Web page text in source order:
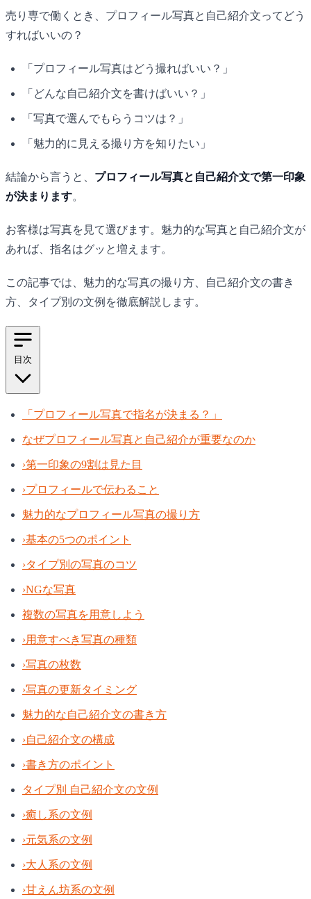
売り専で働くとき、プロフィール写真と自己紹介文ってどう
すればいいの？
「プロフィール写真はどう撮ればいい？」
「どんな自己紹介文を書けばいい？」
「写真で選んでもらうコツは？」
「魅力的に見える撮り方を知りたい」
結論から言うと、 プロフィール写真と自己紹介文で第一印象
が決まります。
お客様は写真を見て選びます。魅力的な写真と自己紹介文が
あれば、指名はグッと増えます。
この記事では、魅力的な写真の撮り方、自己紹介文の書き
方、タイプ別の文例を徹底解説します。
目次
「プロフィール写真で指名が決まる？」
なぜプロフィール写真と自己紹介が重要なのか
›第一印象の9割は見た目
›プロフィールで伝わること
魅力的なプロフィール写真の撮り方
›基本の5つのポイント
›タイプ別の写真のコツ
›NGな写真
複数の写真を用意しよう
›用意すべき写真の種類
›写真の枚数
›写真の更新タイミング
魅力的な自己紹介文の書き方
›自己紹介文の構成
›書き方のポイント
タイプ別 自己紹介文の文例
›癒し系の文例
›元気系の文例
›大人系の文例
›甘えん坊系の文例